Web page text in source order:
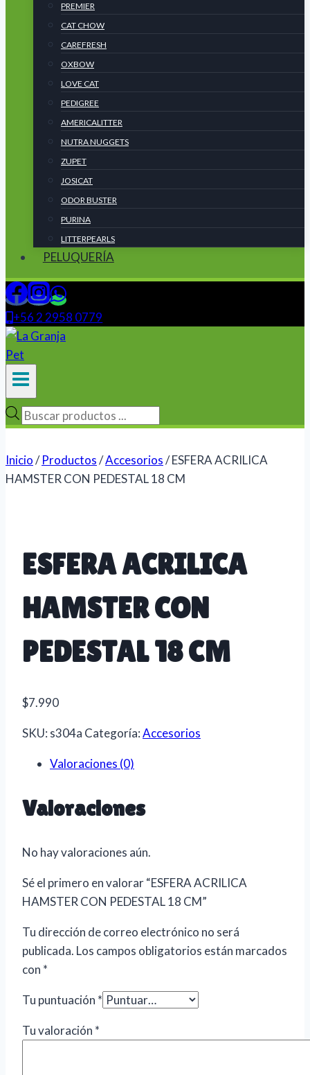
PREMIER
CAT CHOW
CAREFRESH
OXBOW
LOVE CAT
PEDIGREE
AMERICALITTER
NUTRA NUGGETS
ZUPET
JOSICAT
ODOR BUSTER
PURINA
LITTERPEARLS
PELUQUERÍA
+56 2 2958 0779
Búsqueda
productos
Inicio/ Productos/Accesorios/ESFERA ACRILICA
HAMSTER CON PEDESTAL 18 CM
ESFERA ACRILICA
HAMSTER CON
PEDESTAL 18 CM
$7.990
SKU: s304a Categoría:Accesorios
Valoraciones (0)
Valoraciones
No hay valoraciones aún.
Sé el primero en valorar “ESFERA ACRILICA
HAMSTER CON PEDESTAL 18 CM”
Tu dirección de correo electrónico no será
publicada. Los campos obligatorios están marcados
con *
Tu puntuación *
Tu valoración *